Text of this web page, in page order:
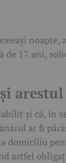
de 17 ani,
și că, în
ar fi
domiciliu
astfel